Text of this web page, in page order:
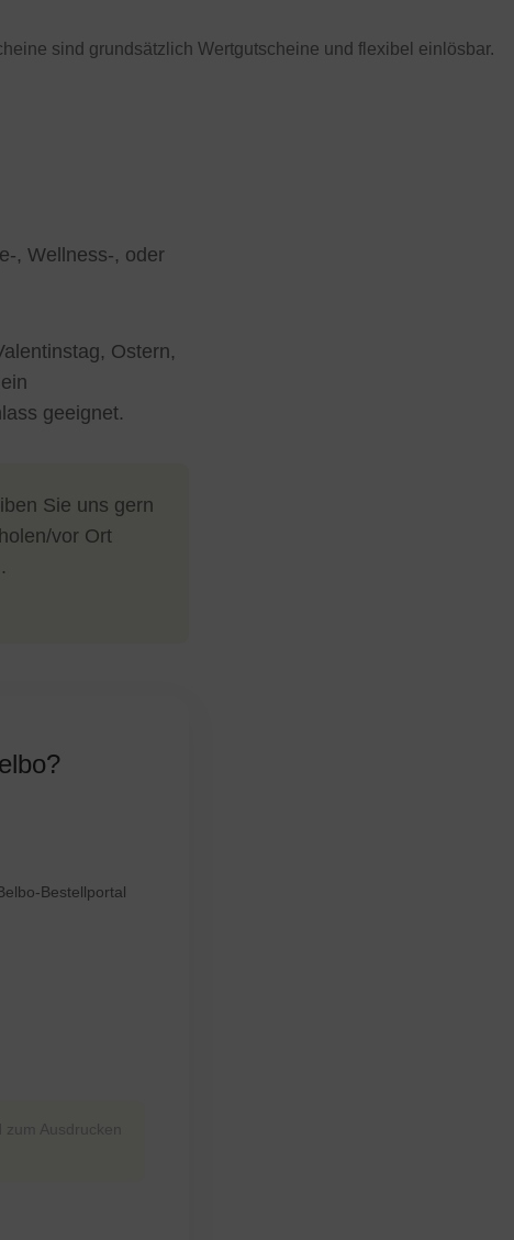
sind grundsätzlich Wertgutscheine und flexibel einlösbar.
, Wellness-, oder
Ostern,
geeignet.
Sie uns gern
vor Ort
Bestellportal